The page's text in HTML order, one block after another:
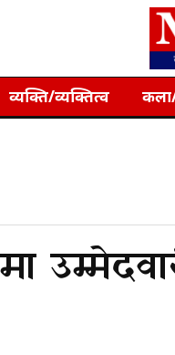
व्यक्ति/व्यक्तित्व